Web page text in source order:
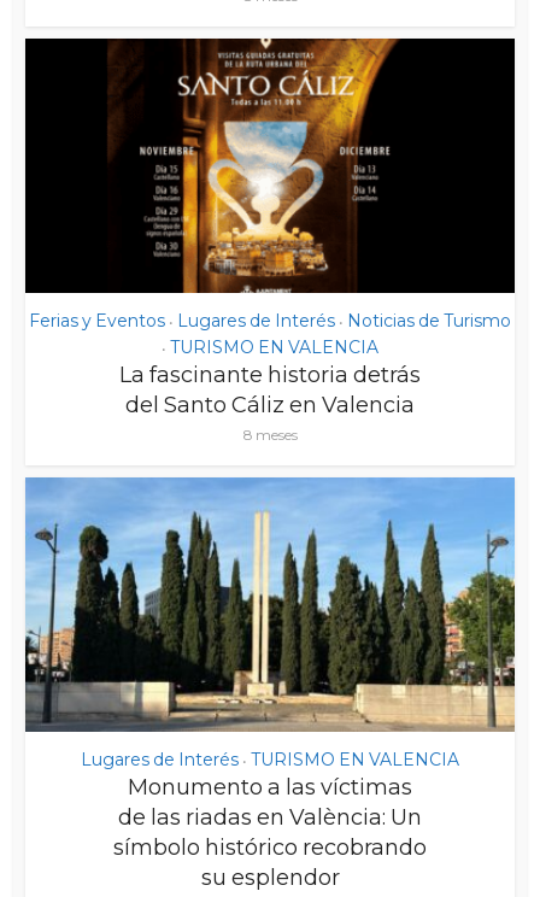
Ferias y Eventos • Lugares de Interés • Noticias de Turismo
• TURISMO EN VALENCIA
La fascinante historia detrás
del Santo Cáliz en Valencia
8 meses
Lugares de Interés • TURISMO EN VALENCIA
Monumento a las víctimas
de las riadas en València: Un
símbolo histórico recobrando
su esplendor